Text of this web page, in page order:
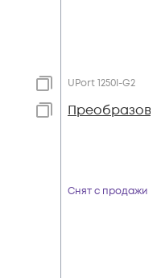
UPort 1250I-G2
Снят с продажи